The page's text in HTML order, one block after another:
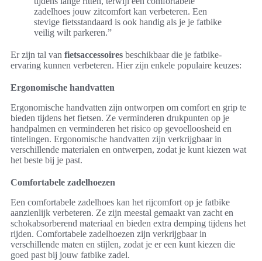
zadelhoes jouw zitcomfort kan verbeteren. Een
stevige fietsstandaard is ook handig als je je fatbike
veilig wilt parkeren.”
Er zijn tal van fietsaccessoires beschikbaar die je fatbike-
ervaring kunnen verbeteren. Hier zijn enkele populaire keuzes:
Ergonomische handvatten
Ergonomische handvatten zijn ontworpen om comfort en grip te
bieden tijdens het fietsen. Ze verminderen drukpunten op je
handpalmen en verminderen het risico op gevoelloosheid en
tintelingen. Ergonomische handvatten zijn verkrijgbaar in
verschillende materialen en ontwerpen, zodat je kunt kiezen wat
het beste bij je past.
Comfortabele zadelhoezen
Een comfortabele zadelhoes kan het rijcomfort op je fatbike
aanzienlijk verbeteren. Ze zijn meestal gemaakt van zacht en
schokabsorberend materiaal en bieden extra demping tijdens het
rijden. Comfortabele zadelhoezen zijn verkrijgbaar in
verschillende maten en stijlen, zodat je er een kunt kiezen die
goed past bij jouw fatbike zadel.